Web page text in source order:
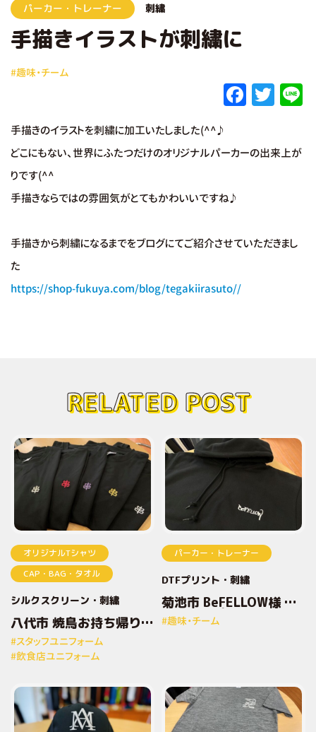
パーカー・トレーナー 刺繍
手描きイラストが刺繍に
#趣味・チーム
F
e
o
k
T
it
te
手描きのイラストを刺繍に加工いたしました(^^♪
どこにもない、世界にふたつだけのオリジナルパーカーの出来上が
りです(^^
手描きならではの雰囲気がとてもかわいいですね♪
手描きから刺繍になるまでをブログにてご紹介させていただきまし
た
https://shop-fukuya.com/blog/tegakiirasuto//
RELATED POST
オリジナルTシャツ
CAP・BAG・タオル
シルクスクリーン 刺繍
八代市 焼鳥お持ち帰り専
門店とりしん様 オリジナ
ルプリントTシャツ
#スタッフユニフォーム
#飲食店ユニフォーム
パーカー・トレーナー
DTFプリント 刺繍
菊池市 BeFELLOW様 オ
リジナルプリントパーカ
ー
#趣味・チーム